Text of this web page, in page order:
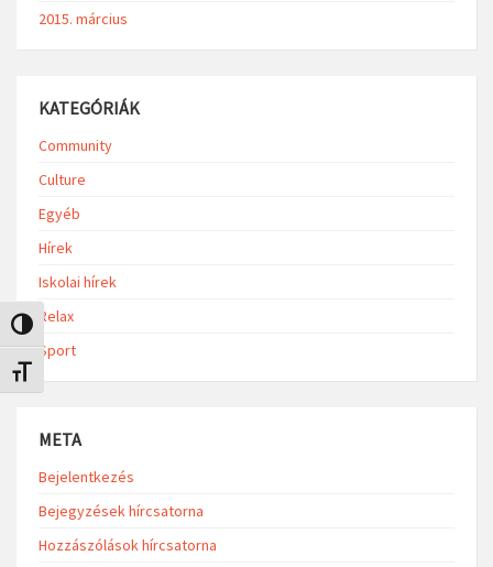
Nagy kontraszt váltása
Betűméret váltása
2015. március
KATEGÓRIÁK
Community
Culture
Egyéb
Hírek
Iskolai hírek
Relax
Sport
META
Bejelentkezés
Bejegyzések hírcsatorna
Hozzászólások hírcsatorna